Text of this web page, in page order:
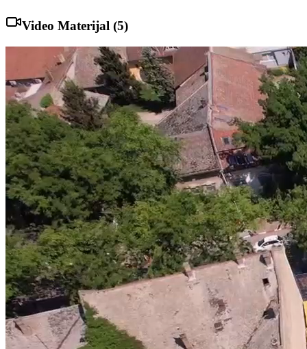
Video Materijal (5)